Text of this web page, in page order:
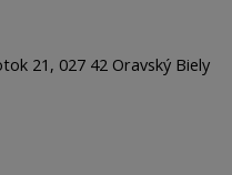
21, 027 42 Oravský Biely